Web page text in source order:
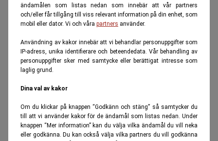
ändamålen som listas nedan som innebär att vår partners
och/eller får tillgång till viss relevant information på din enhet, som
mobil eller dator. Vi och våra partners använder.
Användning av kakor innebär att vi behandlar personuppgifter som
IP-adress, unika identifierare och beteendedata. Vår behandling av
personuppgifter sker med samtycke eller berättigat intresse som
laglig grund.
Dina val av kakor
Om du klickar på knappen “Godkänn och stäng” så samtycker du
till att vi använder kakor för de ändamål som listas nedan. Under
knappen “Mer information” kan du välja vilka ändamål du vill neka
eller godkänna. Du kan också välja vilka partners du vill godkänna